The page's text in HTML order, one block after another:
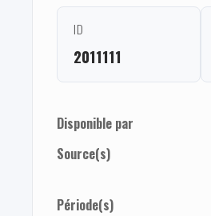
ID
2011111
Disponible par
Source(s)
Période(s)